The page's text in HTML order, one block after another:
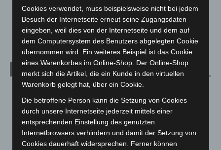
Veranstaltungen
1.887
Welt
1.269
Archiv
(9)
Juli 2026(73)
Juni 2026(139)
Mai 2026(99)
Cookies verwendet, muss beispielsweise nicht bei jedem
Besuch der Internetseite erneut seine Zugangsdaten
eingeben, weil dies von der Internetseite und dem auf
dem Computersystem des Benutzers abgelegten Cookie
übernommen wird. Ein weiteres Beispiel ist das Cookie
eines Warenkorbes im Online-Shop. Der Online-Shop
merkt sich die Artikel, die ein Kunde in den virtuellen
Warenkorb gelegt hat, über ein Cookie.
Die betroffene Person kann die Setzung von Cookies
durch unsere Internetseite jederzeit mittels einer
entsprechenden Einstellung des genutzten
Internetbrowsers verhindern und damit der Setzung von
Cookies dauerhaft widersprechen. Ferner können